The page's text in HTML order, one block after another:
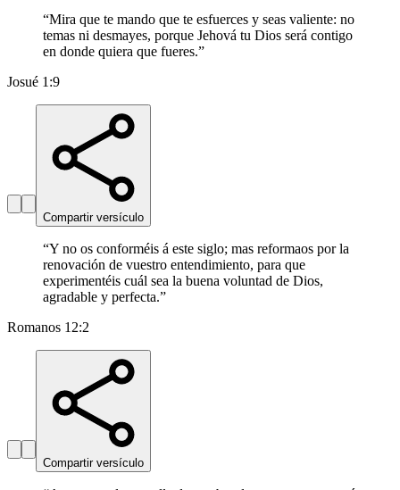
“Mira que te mando que te esfuerces y seas valiente: no
temas ni desmayes, porque Jehová tu Dios será contigo
en donde quiera que fueres.”
Josué 1:9
Compartir versículo
“Y no os conforméis á este siglo; mas reformaos por la
renovación de vuestro entendimiento, para que
experimentéis cuál sea la buena voluntad de Dios,
agradable y perfecta.”
Romanos 12:2
Compartir versículo